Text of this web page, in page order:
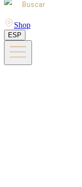
Buscar
Shop
ESP